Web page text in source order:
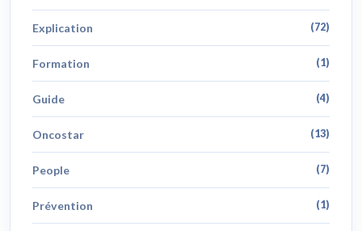
Explication (72)
Formation (1)
Guide (4)
Oncostar (13)
People (7)
Prévention (1)